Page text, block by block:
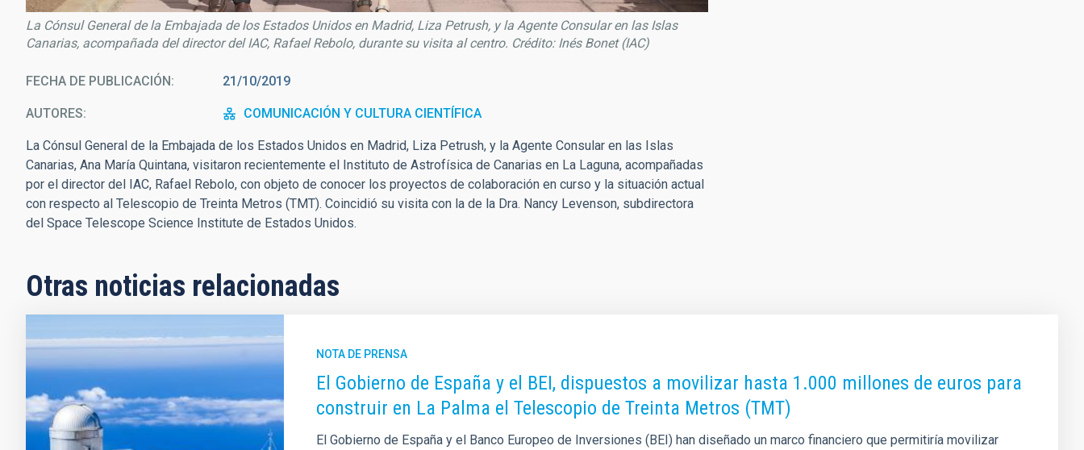
La Cónsul General de la Embajada de los Estados Unidos en Madrid, Liza Petrush, y la Agente Consular en las Islas
Canarias, acompañada del director del IAC, Rafael Rebolo, durante su visita al centro. Crédito: Inés Bonet (IAC)
FECHA DE PUBLICACIÓN 21/10/2019
AUTORES COMUNICACIÓN Y CULTURA CIENTÍFICA
La Cónsul General de la Embajada de los Estados Unidos en Madrid, Liza Petrush, y la Agente Consular en las Islas
Canarias, Ana María Quintana, visitaron recientemente el Instituto de Astrofísica de Canarias en La Laguna, acompañadas
por el director del IAC, Rafael Rebolo, con objeto de conocer los proyectos de colaboración en curso y la situación actual
con respecto al Telescopio de Treinta Metros (TMT). Coincidió su visita con la de la Dra. Nancy Levenson, subdirectora
del Space Telescope Science Institute de Estados Unidos.
Otras noticias relacionadas
NOTA DE PRENSA
El Gobierno de España y el BEI, dispuestos a movilizar hasta 1.000 millones de euros para
construir en La Palma el Telescopio de Treinta Metros (TMT)
El Gobierno de España y el Banco Europeo de Inversiones (BEI) han diseñado un marco financiero que permitiría movilizar